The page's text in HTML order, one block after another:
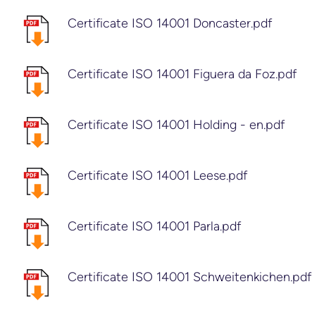
Certificate ISO 14001 Doncaster.pdf
Certificate ISO 14001 Figuera da Foz.pdf
Certificate ISO 14001 Holding - en.pdf
Certificate ISO 14001 Leese.pdf
Certificate ISO 14001 Parla.pdf
Certificate ISO 14001 Schweitenkichen.pdf